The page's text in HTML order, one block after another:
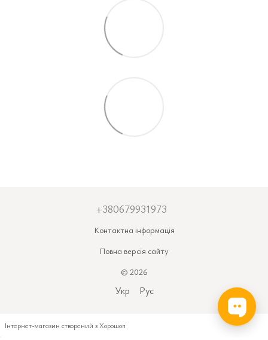
+380679931973
Контактна інформація
Повна версія сайту
© 2026
Укр Рус
Інтернет-магазин створений з Хорошоп